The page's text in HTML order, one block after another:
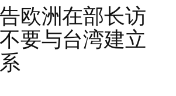
欧洲在部长访
要与台湾建立